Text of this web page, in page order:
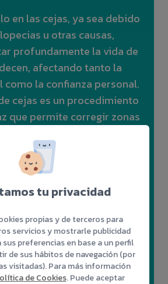
en las cejas, ya sea debido
u otras causas,
profundamente la vida de
afectando tanto la
la confianza personal.
cejas es un procedimiento
que permite corregir zonas
de una cirugía
invasiva, se restauran las
logrando resultados
naturales.
definitiva.
las facciones.
poco invasivo.
tu privacidad
propias y de terceros para
servicios y mostrarle publicidad
preferencias en base a un perfil
de sus hábitos de navegación (por
visitadas). Para más información
de Cookies. Puede aceptar